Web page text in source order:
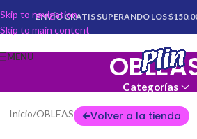
Skip to navigation
Skip to main content
ENVÍO GRATIS SUPERANDO LOS
MENU
Categorías
Inicio OBLEAS Volver a la tienda